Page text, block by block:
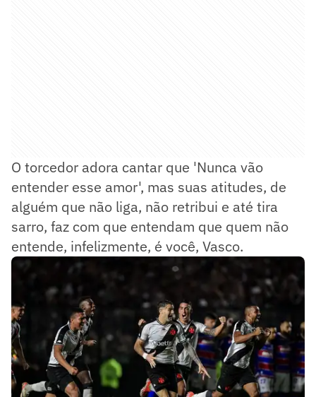
O torcedor adora cantar que 'Nunca vão
entender esse amor', mas suas atitudes, de
alguém que não liga, não retribui e até tira
sarro, faz com que entendam que quem não
entende, infelizmente, é você, Vasco.